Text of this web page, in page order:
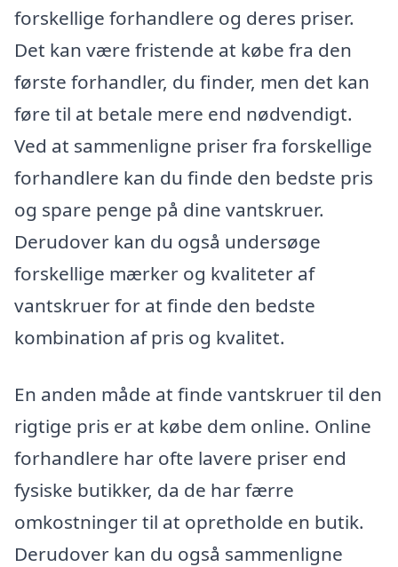
forskellige forhandlere og deres priser.
Det kan være fristende at købe fra den
første forhandler, du finder, men det kan
føre til at betale mere end nødvendigt.
Ved at sammenligne priser fra forskellige
forhandlere kan du finde den bedste pris
og spare penge på dine vantskruer.
Derudover kan du også undersøge
forskellige mærker og kvaliteter af
vantskruer for at finde den bedste
kombination af pris og kvalitet.
En anden måde at finde vantskruer til den
rigtige pris er at købe dem online. Online
forhandlere har ofte lavere priser end
fysiske butikker, da de har færre
omkostninger til at opretholde en butik.
Derudover kan du også sammenligne